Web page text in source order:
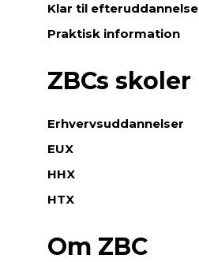
Klar til efteruddannelse
Praktisk information
ZBCs skoler
Erhvervsuddannelser
EUX
HHX
HTX
Om ZBC